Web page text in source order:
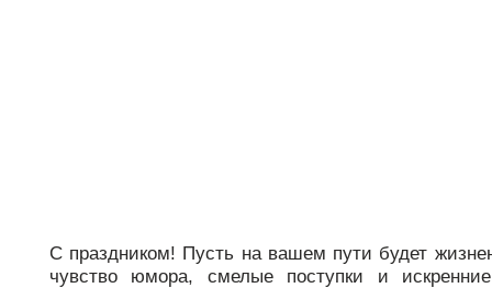
С праздником! Пусть на вашем пути будет
чувство юмора, смелые поступки и